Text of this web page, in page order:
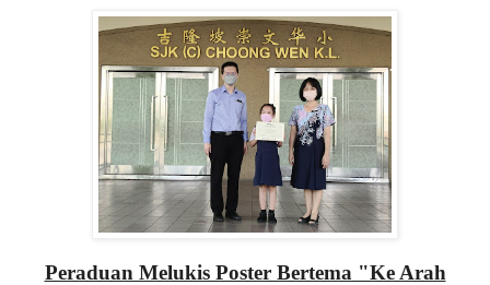
Peraduan Melukis Poster Bertema "Ke Arah